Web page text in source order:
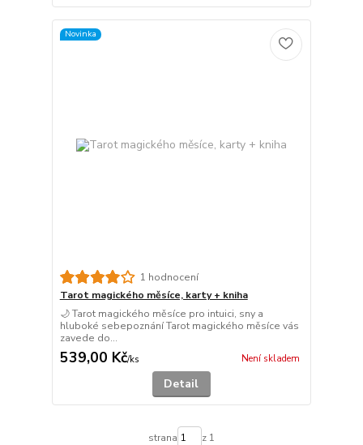
Novinka
1 hodnocení
Tarot magického měsíce, karty + kniha
🌙 Tarot magického měsíce pro intuici, sny a
hluboké sebepoznání Tarot magického měsíce vás
zavede do...
539,00 Kč/ks Není skladem
Detail
strana z 1